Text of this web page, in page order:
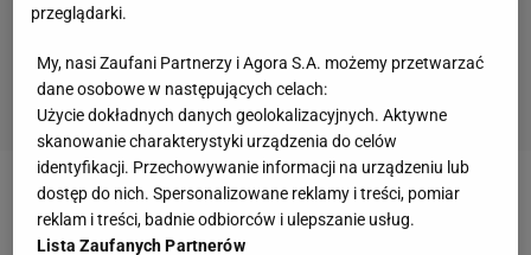
Zobacz wideoCzy Szczęsny powinien publicznie
palić? Żelazny: Trochę przegina, mógłby się
przeglądarki.
My, nasi Zaufani Partnerzy i Agora S.A. możemy przetwarzać
dane osobowe w następujących celach:
Użycie dokładnych danych geolokalizacyjnych. Aktywne
skanowanie charakterystyki urządzenia do celów
identyfikacji. Przechowywanie informacji na urządzeniu lub
dostęp do nich. Spersonalizowane reklamy i treści, pomiar
reklam i treści, badnie odbiorców i ulepszanie usług.
Lista Zaufanych Partnerów